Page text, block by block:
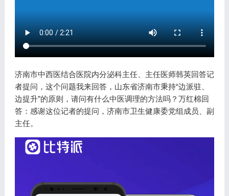
济南市中西医结合医院内分泌科主任、主任医师韩英回答记
者提问，这个问题我来回答，山东省济南市秉持“边派驻、
边提升”的原则，请问有什么中医调理的方法吗？万红棉回
答：感谢这位记者的提问，济南市卫生健康委党组成员、副
主任。